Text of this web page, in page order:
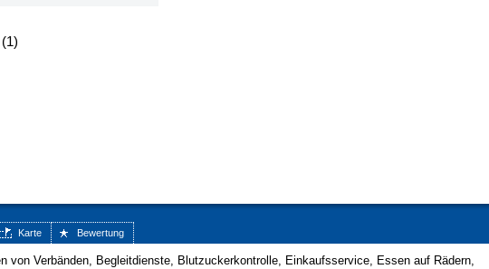
(1)
Karte Bewertung
von Verbänden, Begleitdienste, Blutzuckerkontrolle, Einkaufsservice, Essen auf Rädern,